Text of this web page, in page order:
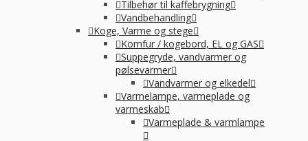
Tilbehør til kaffebrygning
Vandbehandling
Koge, Varme og stege
Komfur / kogebord, EL og GAS
Suppegryde, vandvarmer og
pølsevarmer
Vandvarmer og elkedel
Varmelampe, varmeplade og
varmeskab
Varmeplade & varmlampe